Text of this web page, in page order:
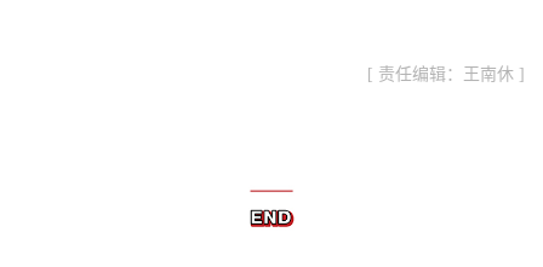
[ 责任编辑：王南休 ]